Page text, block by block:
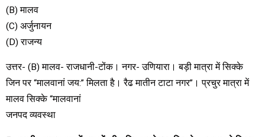
(B) मालव
(C) अर्जुनायन
(D) राजन्य
उत्तर- (B) मालव- राजधानी-टोंक। नगर- उणियारा। बड़ी मात्रा में सिक्के
जिन पर “मालवानां जय:” मिलता है। रैढ मातीन टाटा नगर”। प्रचुर मात्रा में
मालव सिक्के “मालवानां
जनपद व्यवस्था